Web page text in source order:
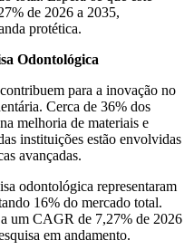
de 2026 a 2035,
protética.
Odontológica
para a inovação no
Cerca de 36% dos
melhoria de materiais e
instituições estão envolvidas
avançadas.
odontológica representaram
16% do mercado total.
a um CAGR de 7,27% de 2026
em andamento.